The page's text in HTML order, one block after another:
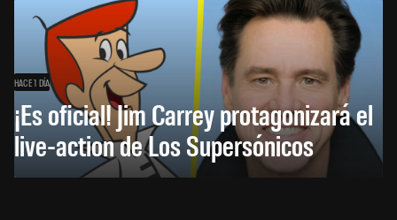
HACE 1 DÍA
¡Es oficial! Jim Carrey protagonizará el
live-action de Los Supersónicos